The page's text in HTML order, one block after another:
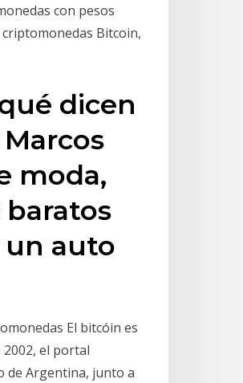
con pesos
Bitcoin,
dicen
moda,
un auto
El bitcóin es
el portal
de Argentina, junto a